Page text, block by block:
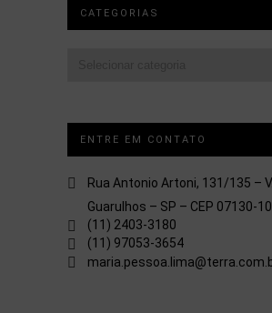
CATEGORIAS
ENTRE EM CONTATO
Rua Antonio Artoni, 131/135 –
Guarulhos – SP – CEP 07130-
(11) 2403-3180
(11) 97053-3654